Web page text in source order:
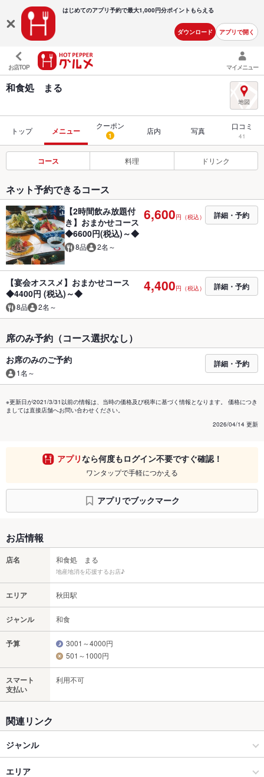
はじめてのアプリ予約で最大1,000円分ポイントもらえる
ダウンロード アプリで開く
お店TOP マイメニュー
和食処 まる
トップ メニュー
クーポン
1 店内 写真 口コミ
41
コース 料理 ドリンク
ネット予約できるコース
【2時間飲み放題付
き】おまかせコース
◆6600円(税込)～◆
8品 2名～
6,600円（税込） 詳細・予約
【宴会オススメ】おまかせコース
◆4400円 (税込)～◆
8品 2名～
4,400円（税込） 詳細・予約
席のみ予約（コース選択なし）
お席のみのご予約
1名～
詳細・予約
※更新日が2021/3/31以前の情報は、当時の価格及び税率に基づく情報となります。 価格につき
ましては直接店舗へお問い合わせください。
2026/04/14 更新
アプリなら何度もログイン不要ですぐ確認！
ワンタップで手軽につかえる
アプリでブックマーク
お店情報
店名 和食処 まる
地産地消を応援するお店♪
エリア 秋田駅
ジャンル 和食
予算
3001～4000円
501～1000円
スマート
支払い
利用不可
関連リンク
ジャンル
和食
エリア